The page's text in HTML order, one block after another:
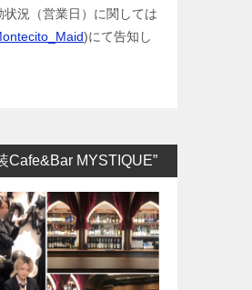
状況（営業日）に関しては
)にて告知し
Cafe&Bar MYSTIQUE”